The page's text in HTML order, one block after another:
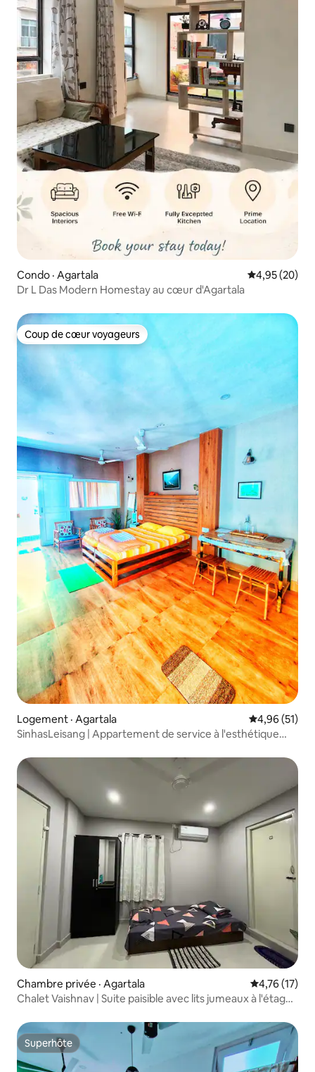
Condo · Agartala Note
4,95 (20)
Dr L Das Modern Homestay au cœur d'Agartala
Coup de cœur voyageurs
Coup de cœur voyageurs
Logement · Agartala Note
4,96 (51)
SinhasLeisang | Appartement de service à l'esthétique
Chambre privée · Agartala Note
4,76 (17)
Chalet Vaishnav | Suite paisible avec lits jumeaux à l'étage
Superhôte
Superhôte